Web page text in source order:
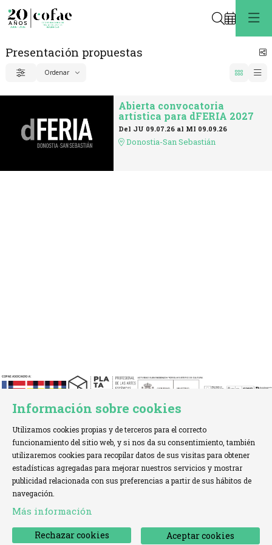
Buscar
Presentación propuestas
Filtrar Ordenar
Abierta convocatoria
artística para dFERIA 2027
Del JU 09.07.26al MI 09.09.26
Donostia-San Sebastián
TELÉFONO:+34 621 00 65 08 | info@cofae.net
Sitemap | Aviso Legal
Declaración de accesibilidad
Información sobre cookies
Utilizamos cookies propias y de terceros para el correcto
funcionamiento del sitio web, y si nos da su consentimiento, también
utilizaremos cookies para recopilar datos de sus visitas para obtener
estadísticas agregadas para mejorar nuestros servicios y mostrar
publicidad relacionada con sus preferencias a partir de sus hábitos de
navegación.
Más información
Aceptar cookies
Rechazar cookies